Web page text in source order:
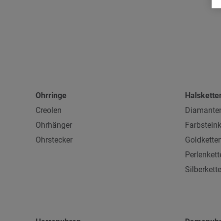
Ohrringe
Creolen
Ohrhänger
Ohrstecker